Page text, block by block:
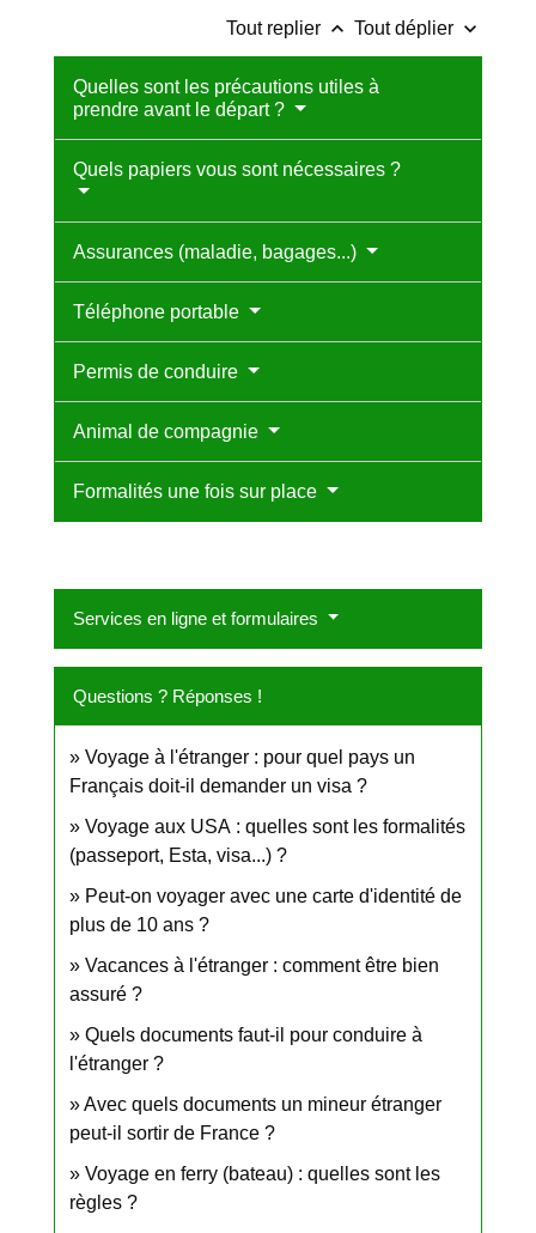
Tout replier keyboard_arrow_up Tout déplier keyboard_arrow_down
Quelles sont les précautions utiles à
prendre avant le départ ?
Quels papiers vous sont nécessaires ?
Assurances (maladie, bagages...)
Téléphone portable
Permis de conduire
Animal de compagnie
Formalités une fois sur place
Services en ligne et formulaires
Questions ? Réponses !
Voyage à l'étranger : pour quel pays un
Français doit-il demander un visa ?
Voyage aux USA : quelles sont les formalités
(passeport, Esta, visa...) ?
Peut-on voyager avec une carte d'identité de
plus de 10 ans ?
Vacances à l'étranger : comment être bien
assuré ?
Quels documents faut-il pour conduire à
l'étranger ?
Avec quels documents un mineur étranger
peut-il sortir de France ?
Voyage en ferry (bateau) : quelles sont les
règles ?